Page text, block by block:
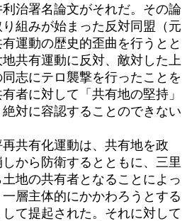
治署名論文がそれだ。その論
組みが始まった反対同盟（元
運動の歴史的歪曲を行うとと
共有運動に反対、敵対した上
志にテロ襲撃を行ったことを
者に対して「共有地の堅持」
対に容認することのできない
共有化運動は、共有地を政
から防衛するとともに、三里
地の共有者となることによっ
層主体的にかかわろうとする
て提起された。それに対して